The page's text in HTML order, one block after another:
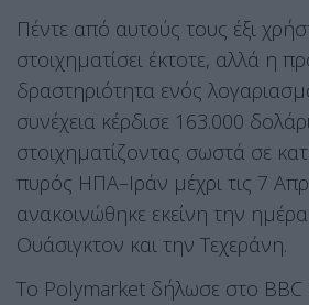
Πέντε από αυτούς τους έξι
στοιχηματίσει έκτοτε, αλλά η
δραστηριότητα ενός
συνέχεια κέρδισε 163.000
στοιχηματίζοντας σωστά σε
πυρός ΗΠΑ–Ιράν μέχρι τις 7
ανακοινώθηκε εκείνη την
Ουάσιγκτον και την Τεχεράνη.
Το Polymarket δήλωσε στο BBC